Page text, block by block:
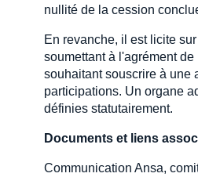
nullité de la cession
En revanche, il est licite
soumettant à l'agrément
souhaitant souscrire à une
participations. Un organe
définies statutairement.
Documents et liens
Communication Ansa,